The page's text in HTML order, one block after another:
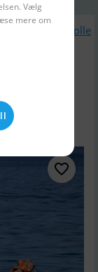
Lignende Jolle
Vælg
mere om